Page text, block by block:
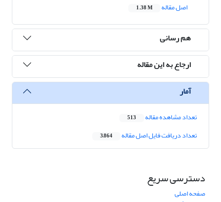
اصل مقاله
1.38 M
هم رسانی
ارجاع به این مقاله
آمار
تعداد مشاهده مقاله 513
تعداد دریافت فایل اصل مقاله 3,864
دسترسی سریع
صفحه اصلی